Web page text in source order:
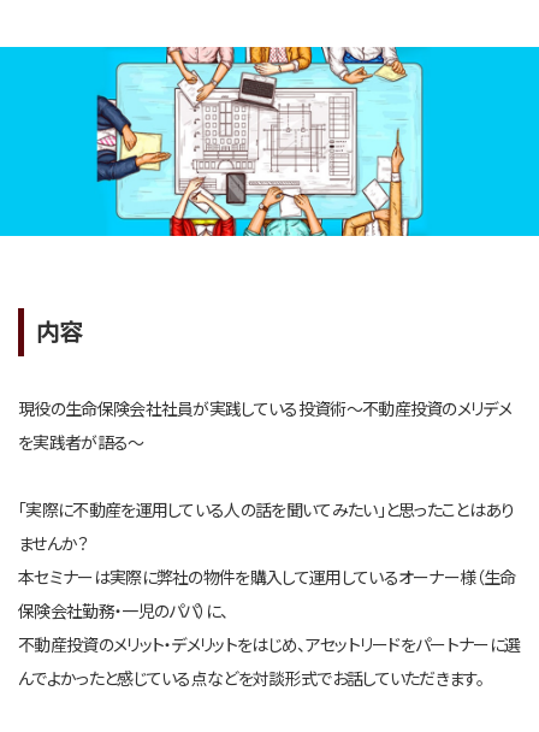
内容
現役の生命保険会社社員が実践している投資術～不動産投資のメリデメ
を実践者が語る～
「実際に不動産を運用している人の話を聞いてみたい」と思ったことはあり
ませんか？
本セミナーは実際に弊社の物件を購入して運用しているオーナー様（生命
保険会社勤務・一児のパパ）に、
不動産投資のメリット・デメリットをはじめ、アセットリードをパートナーに選
んでよかったと感じている点などを対談形式でお話していただきます。